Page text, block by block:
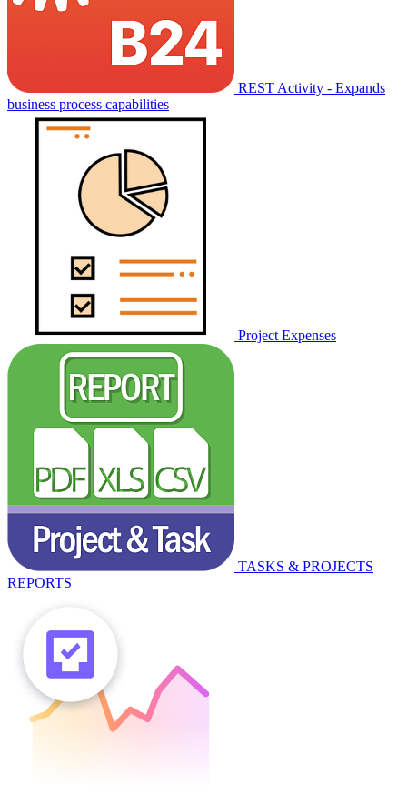
REST Activity - Expands
business process capabilities
Project Expenses
TASKS & PROJECTS
REPORTS